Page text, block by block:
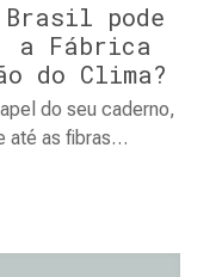
pode
a Fábrica
do Clima?
do seu caderno,
até as fibras…